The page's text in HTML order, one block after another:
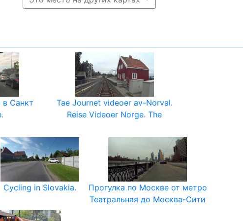
Санкт
Tae Journet videoer av-Norval.
Reise Videoer Norge. The
Сycling in Slovakia.
Прогулка по Москве от метро
Театральная до Москва-Сити